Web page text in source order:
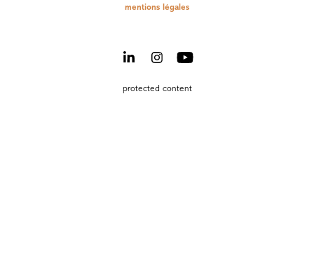
mentions légales
protected content